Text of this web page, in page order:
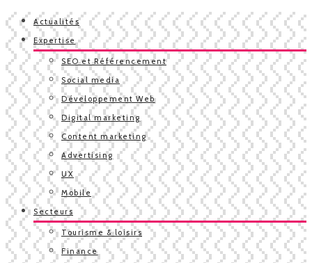
Actualités
Expertise
SEO et Référencement
Social media
Développement Web
Digital marketing
Content marketing
Advertising
UX
Mobile
Secteurs
Tourisme & loisirs
Finance